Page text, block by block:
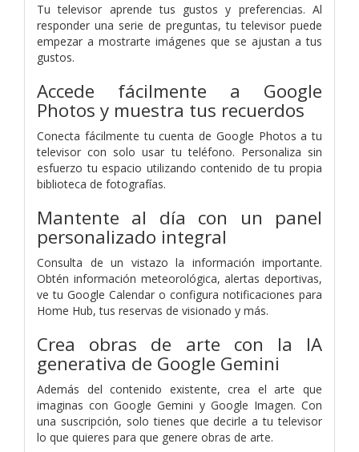
Tu televisor aprende tus gustos y preferencias. Al
responder una serie de preguntas, tu televisor puede
empezar a mostrarte imágenes que se ajustan a tus
gustos.
Accede fácilmente a Google
Photos y muestra tus recuerdos
Conecta fácilmente tu cuenta de Google Photos a tu
televisor con solo usar tu teléfono. Personaliza sin
esfuerzo tu espacio utilizando contenido de tu propia
biblioteca de fotografías.
Mantente al día con un panel
personalizado integral
Consulta de un vistazo la información importante.
Obtén información meteorológica, alertas deportivas,
ve tu Google Calendar o configura notificaciones para
Home Hub, tus reservas de visionado y más.
Crea obras de arte con la IA
generativa de Google Gemini
Además del contenido existente, crea el arte que
imaginas con Google Gemini y Google Imagen. Con
una suscripción, solo tienes que decirle a tu televisor
lo que quieres para que genere obras de arte.